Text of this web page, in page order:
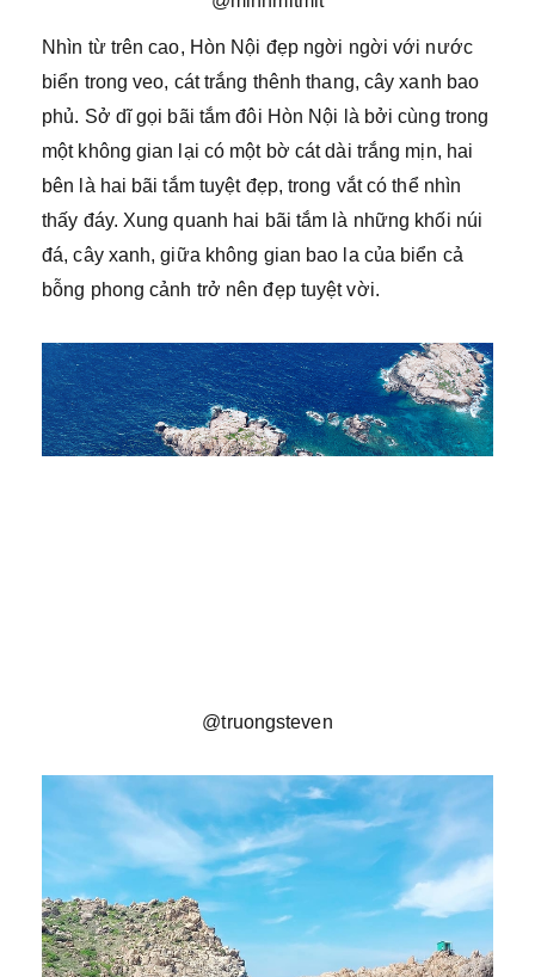
Nhìn từ trên cao, Hòn Nội đẹp ngời ngời với nước
biển trong veo, cát trắng thênh thang, cây xanh bao
phủ. Sở dĩ gọi bãi tắm đôi Hòn Nội là bởi cùng trong
một không gian lại có một bờ cát dài trắng mịn, hai
bên là hai bãi tắm tuyệt đẹp, trong vắt có thể nhìn
thấy đáy. Xung quanh hai bãi tắm là những khối núi
đá, cây xanh, giữa không gian bao la của biển cả
bỗng phong cảnh trở nên đẹp tuyệt vời.
@truongsteven